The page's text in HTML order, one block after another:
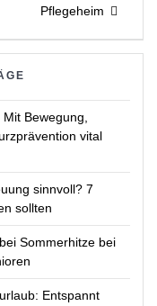
Pflegeheim
Bewegung,
vital
sinnvoll? 7
sollten
Sommerhitze bei
Entspannt